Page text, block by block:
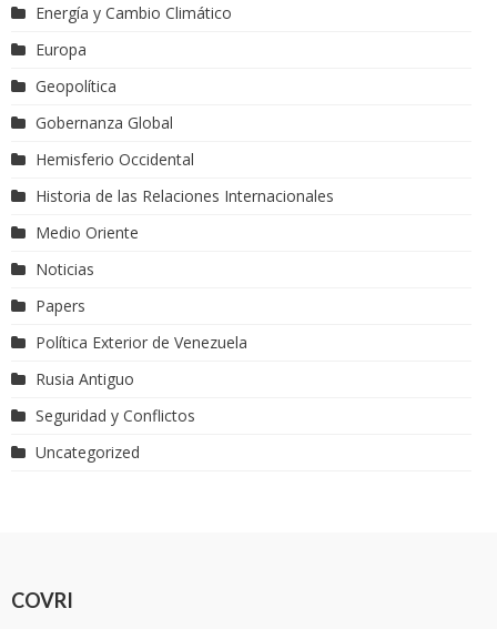
Energía y Cambio Climático
Europa
Geopolítica
Gobernanza Global
Hemisferio Occidental
Historia de las Relaciones Internacionales
Medio Oriente
Noticias
Papers
Política Exterior de Venezuela
Rusia Antiguo
Seguridad y Conflictos
Uncategorized
COVRI